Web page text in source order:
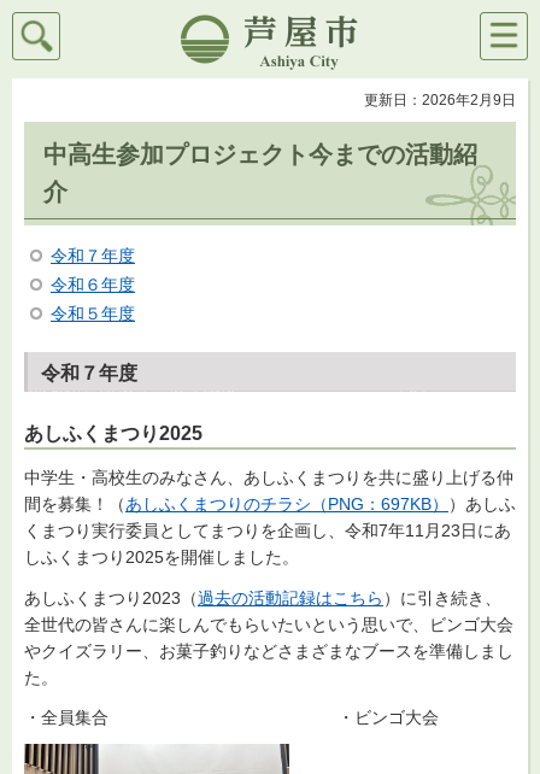
芦屋市
検索
メニ
ュー
更新日：2026年2月9日
中高生参加プロジェクト今までの活動紹
介
令和７年度
令和６年度
令和５年度
令和７年度
あしふくまつり2025
中学生・高校生のみなさん、あしふくまつりを共に盛り上げる仲
間を募集！（あしふくまつりのチラシ（PNG：697KB）
）あしふ
くまつり実行委員としてまつりを企画し、令和7年11月23日にあ
しふくまつり2025を開催しました。
あしふくまつり2023（過去の活動記録はこちら ）に引き続き、
全世代の皆さんに楽しんでもらいたいという思いで、ビンゴ大会
やクイズラリー、お菓子釣りなどさまざまなブースを準備しまし
た。
・全員集合 ・ビンゴ大会